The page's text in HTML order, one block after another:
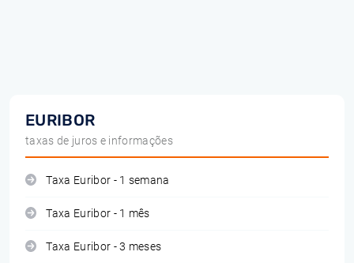
EURIBOR
taxas de juros e informações
Taxa Euribor - 1 semana
Taxa Euribor - 1 mês
Taxa Euribor - 3 meses